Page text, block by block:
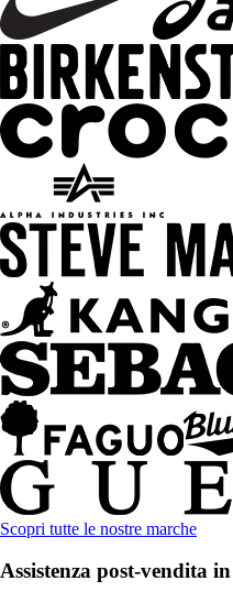
Scopri tutte le nostre marche
Assistenza post-vendita